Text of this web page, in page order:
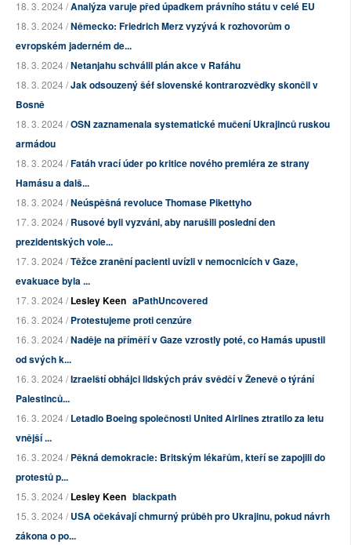
18. 3. 2024 /Analýza varuje před úpadkem právního státu v celé EU
18. 3. 2024 /Německo: Friedrich Merz vyzývá k rozhovorům o
evropském jaderném de...
18. 3. 2024 /Netanjahu schválil plán akce v Rafáhu
18. 3. 2024 /Jak odsouzený šéf slovenské kontrarozvědky skončil v
Bosně
18. 3. 2024 /OSN zaznamenala systematické mučení Ukrajinců ruskou
armádou
18. 3. 2024 /Fatáh vrací úder po kritice nového premiéra ze strany
Hamásu a dalš...
18. 3. 2024 /Neúspěšná revoluce Thomase Pikettyho
17. 3. 2024 /Rusové byli vyzváni, aby narušili poslední den
prezidentských vole...
17. 3. 2024 /Těžce zranění pacienti uvízli v nemocnicích v Gaze,
evakuace byla ...
17. 3. 2024 /Lesley Keen aPathUncovered
16. 3. 2024 /Protestujeme proti cenzúre
16. 3. 2024 /Naděje na příměří v Gaze vzrostly poté, co Hamás upustil
od svých k...
16. 3. 2024 /Izraelští obhájci lidských práv svědčí v Ženevě o týrání
Palestinců...
16. 3. 2024 /Letadlo Boeing společnosti United Airlines ztratilo za letu
vnější ...
16. 3. 2024 /Pěkná demokracie: Britským lékařům, kteří se zapojili do
protestů p...
15. 3. 2024 /Lesley Keen blackpath
15. 3. 2024 /USA očekávají chmurný průběh pro Ukrajinu, pokud návrh
zákona o po...